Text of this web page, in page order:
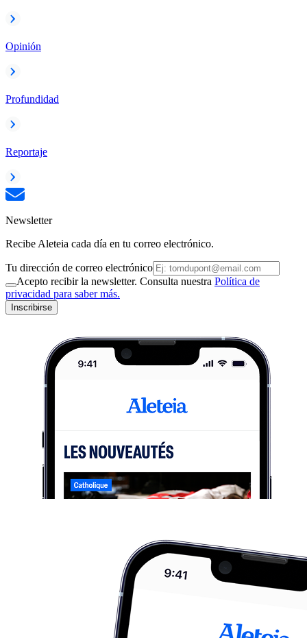
Opinión
Profundidad
Reportaje
Newsletter
Recibe Aleteia cada día en tu correo electrónico.
Tu dirección de correo electrónico
Acepto recibir la newsletter. Consulta nuestra Política de
privacidad para saber más.
Inscribirse